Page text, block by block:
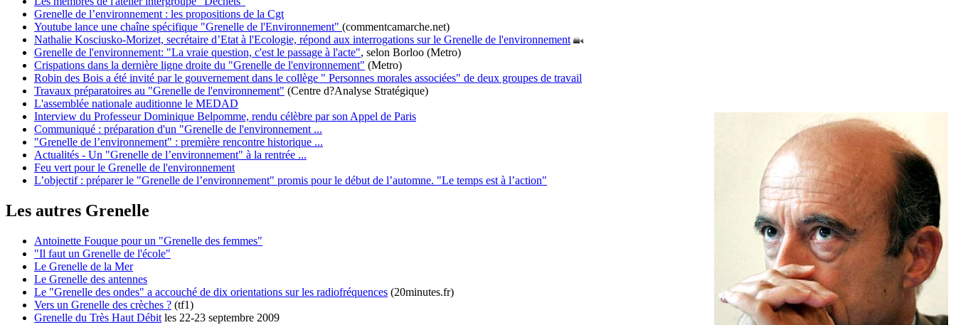
Grenelle de l’environnement : les propositions de la Cgt
Youtube lance une chaîne spécifique "Grenelle de l'Environnement" (commentcamarche.net)
Nathalie Kosciusko-Morizet, secrétaire d’Etat à l'Ecologie, répond aux interrogations sur le Grenelle de l'environnement
Grenelle de l'environnement: "La vraie question, c'est le passage à l'acte", selon Borloo (Metro)
Crispations dans la dernière ligne droite du "Grenelle de l'environnement" (Metro)
Robin des Bois a été invité par le gouvernement dans le collège " Personnes morales associées" de deux groupes de travail
Travaux préparatoires au "Grenelle de l'environnement" (Centre d?Analyse Stratégique)
L'assemblée nationale auditionne le MEDAD
Interview du Professeur Dominique Belpomme, rendu célèbre par son Appel de Paris
Communiqué : préparation d'un "Grenelle de l'environnement ...
"Grenelle de l’environnement" : première rencontre historique ...
Actualités - Un "Grenelle de l’environnement" à la rentrée ...
Feu vert pour le Grenelle de l'environnement
L’objectif : préparer le "Grenelle de l’environnement" promis pour le début de l’automne. "Le temps est à l’action"
Les autres Grenelle
Antoinette Fouque pour un "Grenelle des femmes"
"Il faut un Grenelle de l'école"
Le Grenelle de la Mer
Le Grenelle des antennes
Le "Grenelle des ondes" a accouché de dix orientations sur les radiofréquences (20minutes.fr)
Vers un Grenelle des crèches ? (tf1)
Grenelle du Très Haut Débit les 22-23 septembre 2009